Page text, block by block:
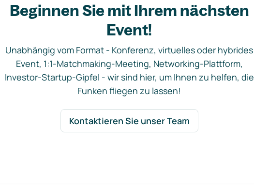
Beginnen Sie mit Ihrem nächsten
Event!
Unabhängig vom Format - Konferenz, virtuelles oder hybrides
Event, 1:1-Matchmaking-Meeting, Networking-Plattform,
Investor-Startup-Gipfel - wir sind hier, um Ihnen zu helfen, die
Funken fliegen zu lassen!
Kontaktieren Sie unser Team